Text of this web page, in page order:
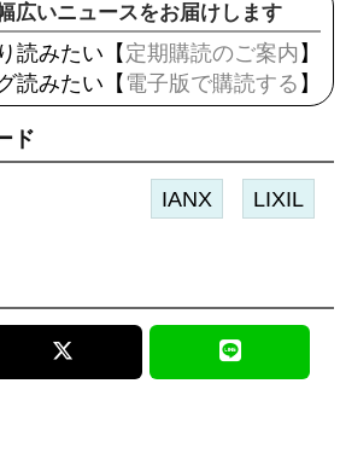
広いニュースをお届けします
読みたい【定期購読のご案内 】
読みたい【 電子版で購読する 】
ド
IANX LIXIL